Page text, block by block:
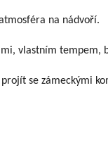
na nádvoří.
vlastním tempem,
se zámeckými